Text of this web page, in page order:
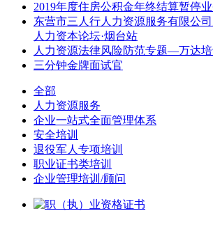
2019年度住房公积金年终结算暂停
东营市三人行人力资源服务有限公
人力资本论坛·烟台站
人力资源法律风险防范专题—万达
三分钟金牌面试官
全部
人力资源服务
企业一站式全面管理体系
安全培训
退役军人专项培训
职业证书类培训
企业管理培训/顾问